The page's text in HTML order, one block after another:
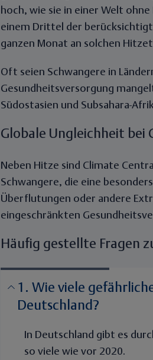
hoch, wie sie in einer Welt
einem Drittel der
ganzen Monat an solchen
Oft seien Schwangere in
Gesundheitsversorgung
Südostasien und Subsahara-
Globale Ungleichheit bei
Neben Hitze sind Climate
Schwangere, die eine
Überflutungen oder andere
eingeschränkten
Häufig gestellte Fragen
1. Wie viele
Deutschland?
In Deutschland gibt es
so viele wie vor 2020.